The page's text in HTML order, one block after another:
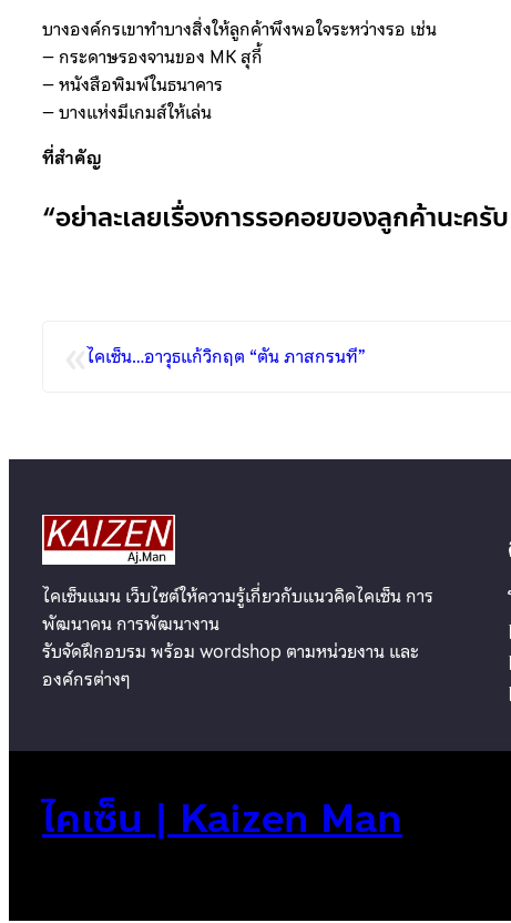
บางองค์กรเขาทำบางสิ่งให้ลูกค้าพึงพอใจระหว่างรอ เช่น
– กระดาษรองจานของ MK สุกี้
– หนังสือพิมพ์ในธนาคาร
– บางแห่งมีเกมส์ให้เล่น
ที่สำคัญ
“อย่าละเลยเรื่องการรอคอยของลูกค้านะครั
ไคเซ็น…อาวุธแก้วิกฤต “ตัน ภาสกรนที”
ไคเซ็นแมน เว็บไซต์ให้ความรู้เกี่ยวกับแนวคิดไคเซ็น การ
พัฒนาคน การพัฒนางาน
รับจัดฝึกอบรม พร้อม wordshop ตามหน่วยงาน และ
องค์กรต่างๆ
ไคเซ็น | Kaizen Man